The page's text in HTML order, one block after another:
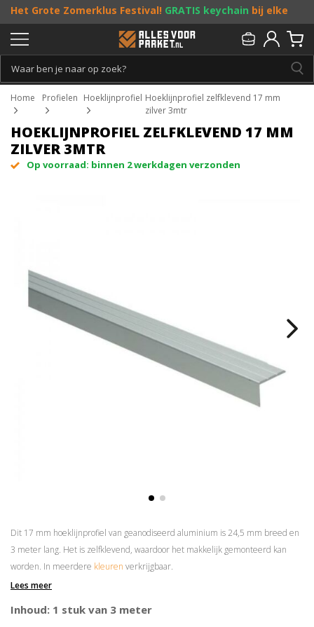
Het Grote Zomerklus Festival! GRATIS keychain bij elke
bestelling vanaf €25, entoffe acties! Doe je mee?
Persoonlijk & gratis advies:013 - 207 00 01
Home Profielen Hoeklijnprofiel Hoeklijnprofiel zelfklevend 17 mm
zilver 3mtr
HOEKLIJNPROFIEL ZELFKLEVEND 17 MM
ZILVER 3MTR
Op voorraad: binnen 2 werkdagen verzonden
Dit 17 mm hoeklijnprofiel van geanodiseerd aluminium is 24,5 mm breed en
3 meter lang. Het is zelfklevend, waardoor het makkelijk gemonteerd kan
worden. In meerdere kleuren verkrijgbaar.
Prijs is per 3 meter
Superieure plakkracht
Lees meer
Inhoud: 1 stuk van 3 meter